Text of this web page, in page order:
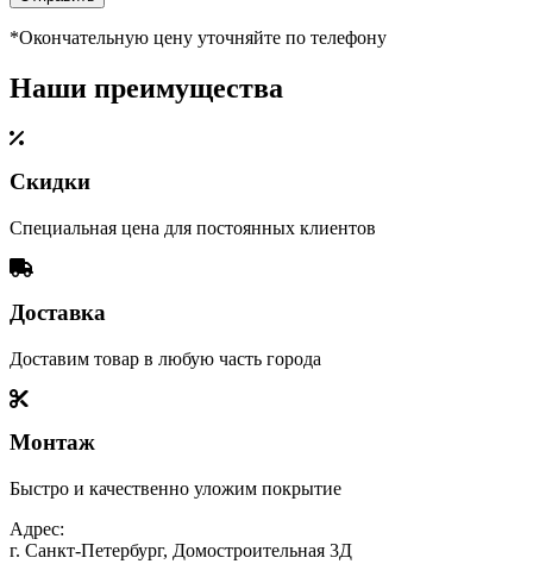
*Окончательную цену уточняйте по телефону
Наши преимущества
Скидки
Специальная цена для постоянных клиентов
Доставка
Доставим товар в любую часть города
Монтаж
Быстро и качественно уложим покрытие
Адрес:
г. Санкт-Петербург, Домостроительная 3Д